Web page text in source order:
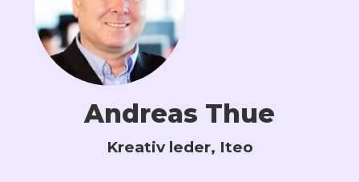
Andreas Thue
Kreativ leder, Iteo